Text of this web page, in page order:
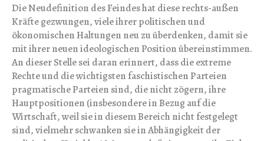
Die Neudefinition des Feindes hat diese rechts-außen
Kräfte gezwungen, viele ihrer politischen und
ökonomischen Haltungen neu zu überdenken, damit sie
mit ihrer neuen ideologischen Position übereinstimmen.
An dieser Stelle sei daran erinnert, dass die extreme
Rechte und die wichtigsten faschistischen Parteien
pragmatische Parteien sind, die nicht zögern, ihre
Hauptpositionen (insbesondere in Bezug auf die
Wirtschaft, weil sie in diesem Bereich nicht festgelegt
sind, vielmehr schwanken sie in Abhängigkeit der